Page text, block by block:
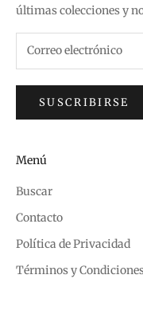
últimas colecciones y
SUSCRIBIRSE
Menú
Buscar
Contacto
Política de Privacidad
Términos y